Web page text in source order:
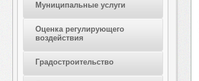
Муниципальные услуги
Оценка регулирующего
воздействия
Градостроительство